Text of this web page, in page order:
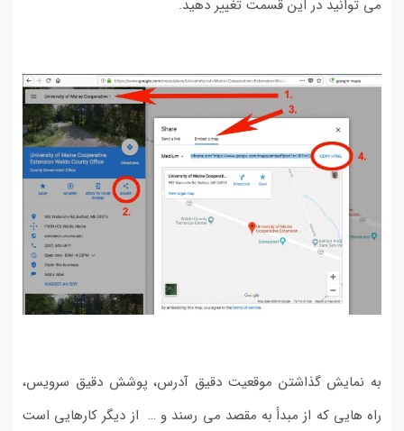
می توانید در این قسمت تغییر دهید.
به نمایش گذاشتن موقعیت دقیق آدرس، پوشش دقیق سرویس،
راه هایی که از مبدأ به مقصد می رسند و … از دیگر کارهایی است